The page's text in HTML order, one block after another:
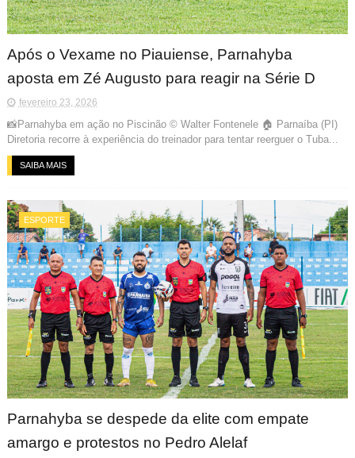
Após o Vexame no Piauiense, Parnahyba
aposta em Zé Augusto para reagir na Série D
fevereiro 23, 2026
📸Parnahyba em ação no Piscinão © Walter Fontenele 🏠 Parnaíba (PI)
Diretoria recorre à experiência do treinador para tentar reerguer o Tuba...
SAIBA MAIS
ESPORTE
Parnahyba se despede da elite com empate
amargo e protestos no Pedro Alelaf